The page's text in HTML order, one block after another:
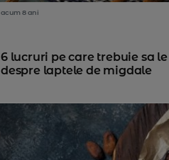
acum 8 ani
6 lucruri pe care trebuie sa
despre laptele de migdale